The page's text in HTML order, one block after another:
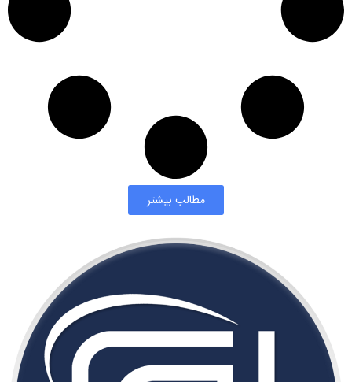
مطالب بیشتر